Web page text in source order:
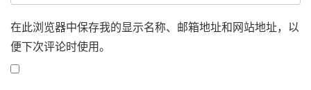
在此浏览器中保存我的显示名称、邮箱地址和网站地址，以
便下次评论时使用。